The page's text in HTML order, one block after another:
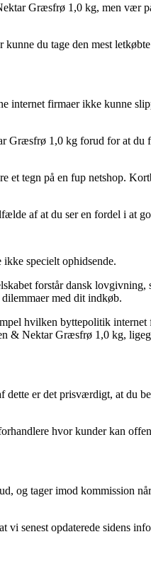
Græsfrø 1,0 kg, men vær
du tage den mest
firmaer ikke kunne
Græsfrø 1,0 kg forud for at du
et tegn på en fup netshop.
af at du ser en fordel i at
specielt ophidsende.
forstår dansk
med dit indkøb.
hvilken byttepolitik
& Nektar Græsfrø 1,0 kg,
er det prisværdigt, at du
hvor kunder kan
og tager imod kommission
senest opdaterede sidens